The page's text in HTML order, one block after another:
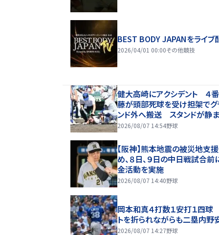
BEST BODY JAPANをライブ
2026/04/01 00:00その他競技
健大高崎にアクシデント ４番
藤が頭部死球を受け担架でグ
ンド外へ搬送 スタンドが静
えるも四回守備から復帰→大
2026/08/07 14:54野球
【阪神】熊本地震の被災地支
め、８日、９日の中日戦試合前
金活動を実施
2026/08/07 14:40野球
岡本和真４打数１安打１四
トを折られながらも二塁内野
2026/08/07 14:27野球